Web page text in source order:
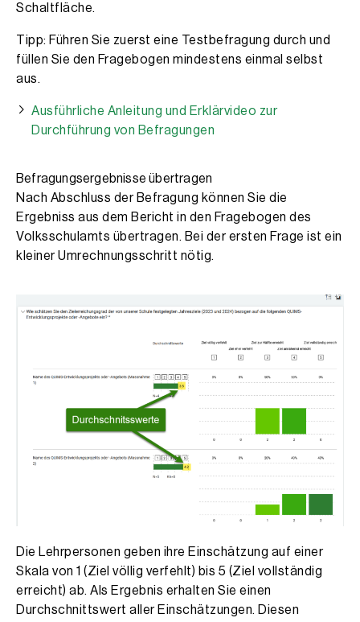
Schaltfläche.
Tipp: Führen Sie zuerst eine Testbefragung durch und
füllen Sie den Fragebogen mindestens einmal selbst
aus.
Ausführliche Anleitung und Erklärvideo zur
Durchführung von Befragungen
Befragungsergebnisse übertragen
Nach Abschluss der Befragung können Sie die
Ergebniss aus dem Bericht in den Fragebogen des
Volksschulamts übertragen. Bei der ersten Frage ist ein
kleiner Umrechnungsschritt nötig.
Die Lehrpersonen geben ihre Einschätzung auf einer
Skala von 1 (Ziel völlig verfehlt) bis 5 (Ziel vollständig
erreicht) ab. Als Ergebnis erhalten Sie einen
Durchschnittswert aller Einschätzungen. Diesen